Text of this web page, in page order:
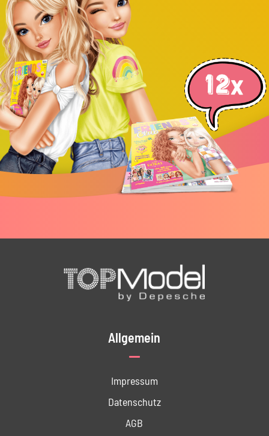
Allgemein
Impressum
Datenschutz
AGB